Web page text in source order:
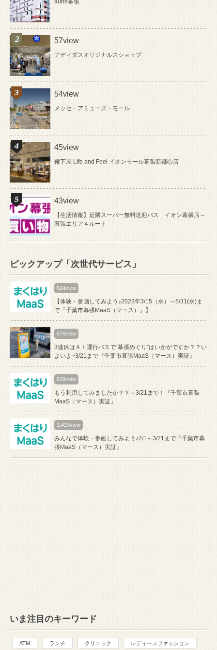
aune幕張
57view
アディダスオリジナルスショップ
54view
メッセ・アミューズ・モール
45view
靴下屋 Life and Feel イオンモール幕張新都心店
43view
【生活情報】近隣スーパー無料送迎バス イオン幕張店～
幕張エリア４ルート
ピックアップ「次世代サービス」
624view
【体験・参画してみよう♪2023年3/15（水）～5/31(水)ま
で『千葉市幕張MaaS（マース）』】
676view
3連休はＡＩ運行バスで“幕張めぐり”はいかがですか？？い
よいよ~3/21まで『千葉市幕張MaaS（マース）実証』
839view
もう利用してみましたか？？～3/21まで！『千葉市幕張
MaaS（マース）実証』
1,423view
みんなで体験・参画してみよう♪2/1～3/21まで『千葉市幕
張MaaS（マース）実証』
いま注目のキーワード
ATM ランチ クリニック レディースファッション